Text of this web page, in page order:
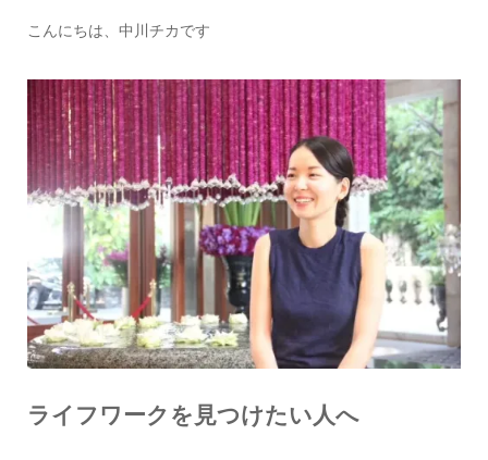
こんにちは、中川チカです
ライフワークを見つけたい人へ